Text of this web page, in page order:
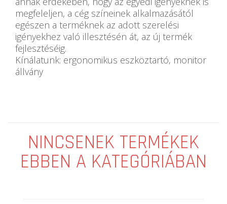
megfeleljen, a cég színeinek alkalmazásától
egészen a terméknek az adott szerelési
igényekhez való illesztésén át, az új termék
fejlesztéséig.
Kínálatunk: ergonomikus eszköztartó, monitor
állvány
NINCSENEK TERMÉKEK
EBBEN A KATEGÓRIÁBAN